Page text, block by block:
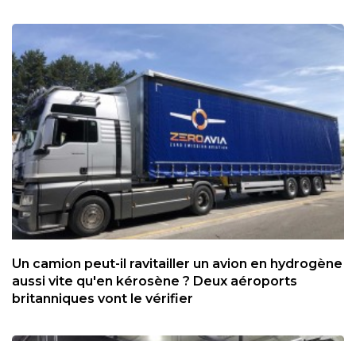
Un camion peut-il ravitailler un avion en hydrogène
aussi vite qu'en kérosène ? Deux aéroports
britanniques vont le vérifier